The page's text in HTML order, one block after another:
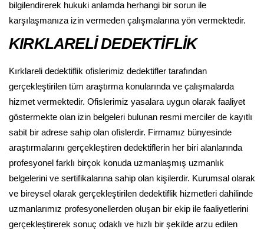
bilgilendirerek hukuki anlamda herhangi bir sorun ile
karşılaşmanıza izin vermeden çalışmalarına yön vermektedir.
KIRKLARELİ DEDEKTİFLİK
Kırklareli dedektiflik ofislerimiz dedektifler tarafından
gerçekleştirilen tüm araştırma konularında ve çalışmalarda
hizmet vermektedir. Ofislerimiz yasalara uygun olarak faaliyet
göstermekte olan izin belgeleri bulunan resmi merciler de kayıtlı
sabit bir adrese sahip olan ofislerdir. Firmamız bünyesinde
araştırmalarını gerçekleştiren dedektiflerin her biri alanlarında
profesyonel farklı birçok konuda uzmanlaşmış uzmanlık
belgelerini ve sertifikalarına sahip olan kişilerdir. Kurumsal olarak
ve bireysel olarak gerçekleştirilen dedektiflik hizmetleri dahilinde
uzmanlarımız profesyonellerden oluşan bir ekip ile faaliyetlerini
gerçekleştirerek sonuç odaklı ve hızlı bir şekilde arzu edilen